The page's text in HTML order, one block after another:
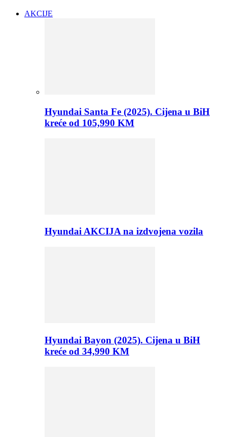
AKCIJE
Hyundai Santa Fe (2025). Cijena u BiH
kreće od 105,990 KM
Hyundai AKCIJA na izdvojena vozila
Hyundai Bayon (2025). Cijena u BiH
kreće od 34,990 KM